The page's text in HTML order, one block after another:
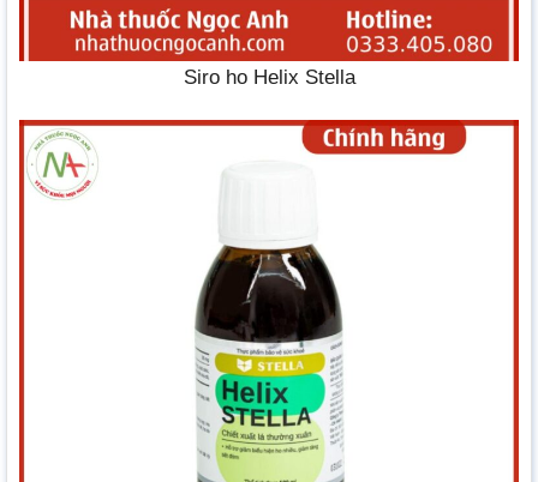
Siro ho Helix Stella